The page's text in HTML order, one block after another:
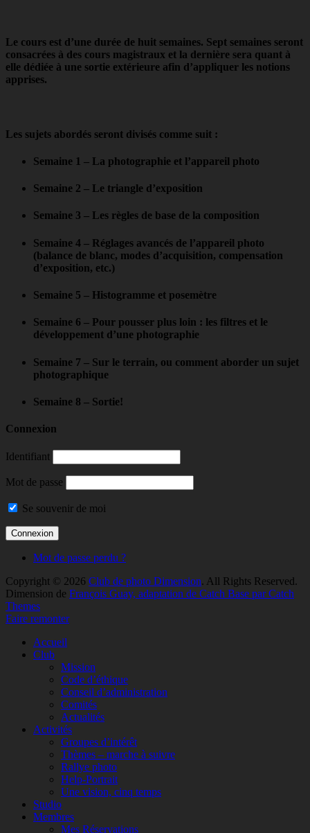
Le cours est d’une durée de huit semaines. Sept semaines seront
consacrées à des cours magistraux et la dernière sera quant à
elle dédiée à une sortie extérieure afin d’appliquer les notions
apprises.
Les sujets abordés seront divisés comme suit :
Semaine 1 – La photographie et l’appareil photo
Semaine 2 – Le triangle d’exposition
Semaine 3 – Les règles de base de la composition
Semaine 4 – Réglages avancés de l’appareil photo
(balance de blanc, modes d’acquisition, compensation
d’exposition, etc.)
Semaine 5 – Histogramme et posemètre
Semaine 6 – Pour pousser plus loin : les filtres et le
développement d’une photographie
Semaine 7 – Sur le terrain, ou comment aborder un sujet
photographique
Semaine 8 – Sortie!
Connexion
Identifiant
Mot de passe
Se souvenir de moi
Mot de passe perdu ?
Copyright © 2026 Club de photo Dimension. All Rights Reserved.
Dimension de François Guay, adaptation de Catch Base par Catch
Themes
Faire remonter
Accueil
Club
Mission
Code d’éthique
Conseil d’administration
Comités
Actualités
Activités
Groupes d’intérêt
Thèmes – marche à suivre
Rallye photo
Help-Portrait
Une vision, cinq temps
Studio
Membres
Mes Réservations